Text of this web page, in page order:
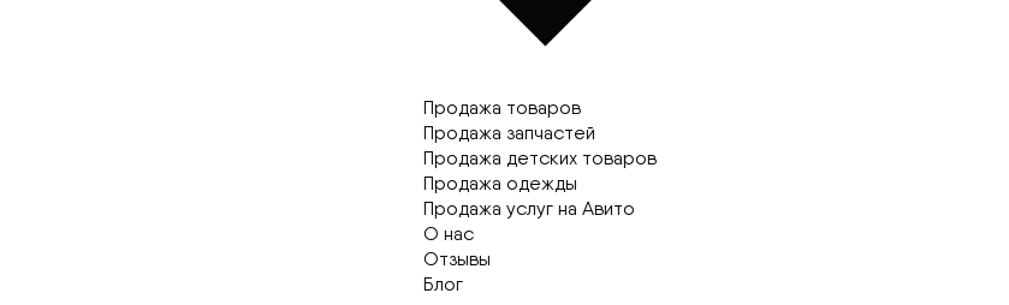
Продажа товаров
Продажа запчастей
Продажа детских товаров
Продажа одежды
Продажа услуг на Авито
О нас
Отзывы
Блог